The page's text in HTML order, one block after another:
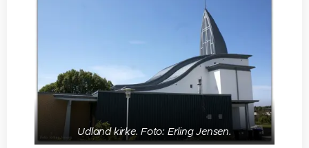
Udland kirke. Foto: Erling Jensen.